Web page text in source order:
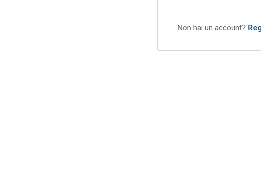
Non hai un account?